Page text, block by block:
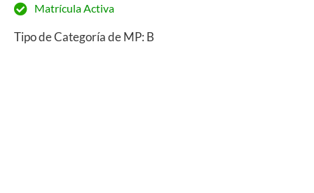
Matrícula Activa
Tipo de Categoría de MP: B